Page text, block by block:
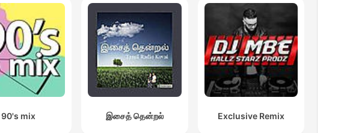
90's mix இசைத் தென்றல் Exclusive Remix